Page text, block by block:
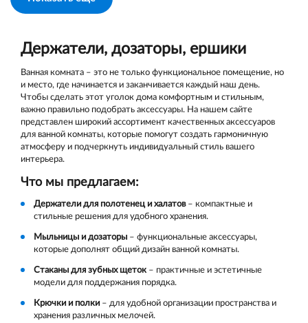
Держатели, дозаторы, ершики
Ванная комната – это не только функциональное помещение, но
и место, где начинается и заканчивается каждый наш день.
Чтобы сделать этот уголок дома комфортным и стильным,
важно правильно подобрать аксессуары. На нашем сайте
представлен широкий ассортимент качественных аксессуаров
для ванной комнаты, которые помогут создать гармоничную
атмосферу и подчеркнуть индивидуальный стиль вашего
интерьера.
Что мы предлагаем:
Держатели для полотенец и халатов– компактные и
стильные решения для удобного хранения.
Мыльницы и дозаторы – функциональные аксессуары,
которые дополнят общий дизайн ванной комнаты.
Стаканы для зубных щеток – практичные и эстетичные
модели для поддержания порядка.
Крючки и полки – для удобной организации пространства и
хранения различных мелочей.